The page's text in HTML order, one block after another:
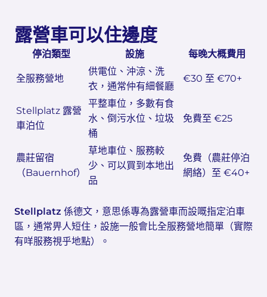
露營車可以住邊度
停泊類型 設施 每晚大概費用
全服務營地
供電位、沖涼、洗
衣，通常仲有細餐廳
€30 至 €70+
Stellplatz 露營
車泊位
平整車位，多數有食
水、倒污水位、垃圾
桶
免費至 €25
農莊留宿
（Bauernhof）
草地車位、服務較
少、可以買到本地出
品
免費（農莊停泊
網絡）至 €40+
Stellplatz 係德文，意思係專為露營車而設嘅指定泊車
區，通常畀人短住，設施一般會比全服務營地簡單（實際
有咩服務視乎地點）。